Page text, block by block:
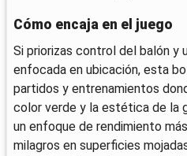
Cómo encaja en el juego
Si priorizas control del balón y
enfocada en ubicación, esta
partidos y entrenamientos
color verde y la estética de la
un enfoque de rendimiento
milagros en superficies